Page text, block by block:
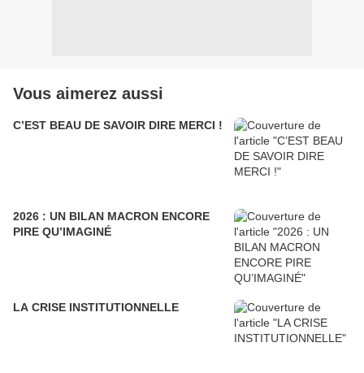
Vous aimerez aussi
C’EST BEAU DE SAVOIR DIRE MERCI !
2026 : UN BILAN MACRON ENCORE
PIRE QU’IMAGINÉ
LA CRISE INSTITUTIONNELLE